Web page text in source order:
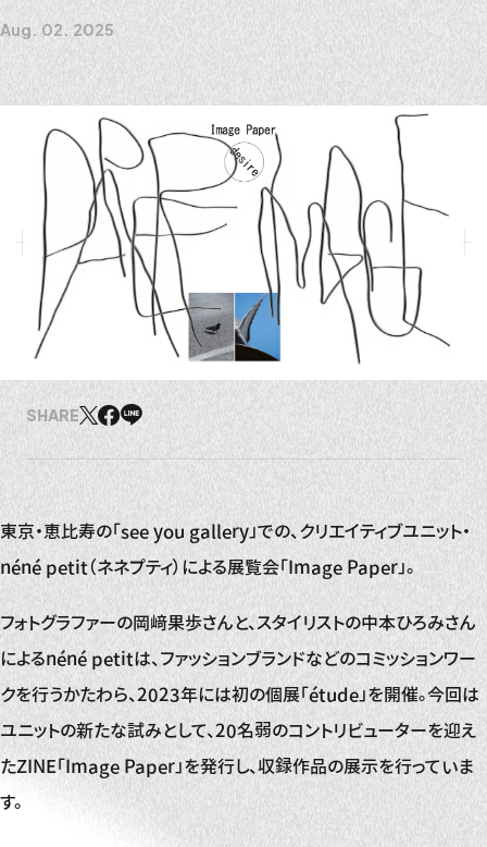
Aug. 02. 2025
SHARE
東京・恵比寿の「see you gallery」での、クリエイティブユニット・
néné petit（ネネプティ）による展覧会「Image Paper」。
フォトグラファーの岡﨑果歩さんと、スタイリストの中本ひろみさん
によるnéné petitは、ファッションブランドなどのコミッションワー
クを行うかたわら、2023年には初の個展「étude」を開催。今回は
ユニットの新たな試みとして、20名弱のコントリビューターを迎え
たZINE「Image Paper」を発行し、収録作品の展示を行っていま
す。